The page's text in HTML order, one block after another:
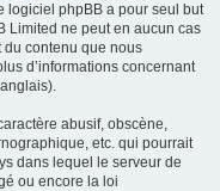
logiciel phpBB a pour seul but
Limited ne peut en aucun cas
contenu que nous
d’informations concernant
abusif, obscène,
etc. qui pourrait
dans lequel le serveur de
ou encore la loi